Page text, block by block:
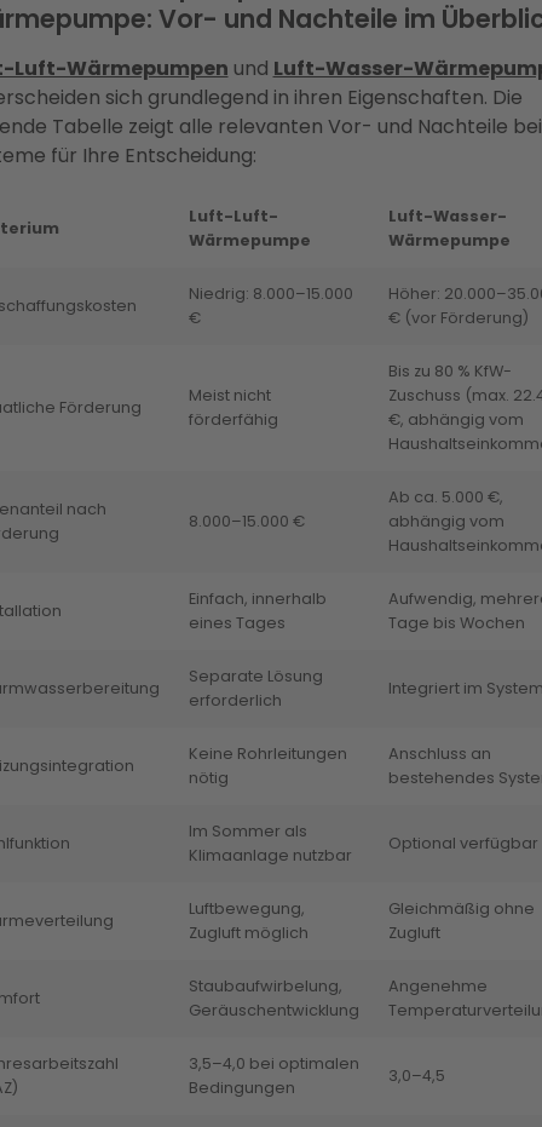
Vor- und Nachteile im
Luft-Wärmepumpen und Luft-Wasser-
sich grundlegend in ihren Eigenschaften. Die
Tabelle zeigt alle relevanten Vor- und Nachteile
für Ihre Entscheidung:
Luft-Luft-
Wärmepumpe
Luft-Wasser-
Wärmepumpe
Niedrig: 8.000–15.000
€
Höher:
€ (vor Förderung)
Förderung
Meist nicht
förderfähig
Bis zu 80 % KfW-
Zuschuss (max.
€, abhängig vom
nach
8.000–15.000 €
Ab ca. 5.000 €,
abhängig vom
Einfach, innerhalb
eines Tages
Aufwendig,
Tage bis Wochen
Separate Lösung
erforderlich
Integriert im
Keine Rohrleitungen
nötig
Anschluss an
bestehendes
Im Sommer als
Klimaanlage nutzbar
Optional verfügbar
Luftbewegung,
Zugluft möglich
Gleichmäßig ohne
Zugluft
Staubaufwirbelung,
Geräuschentwicklung
Angenehme
3,5–4,0 bei optimalen
Bedingungen
3,0–4,5